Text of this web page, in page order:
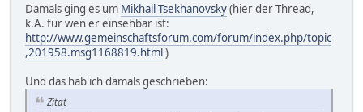
Damals ging es um Mikhail Tsekhanovsky(hier der Thread,
k.A. für wen er einsehbar ist:
http://www.gemeinschaftsforum.com/forum/index.php/topic
,201958.msg1168819.html)
Und das hab ich damals geschrieben:
Zitat